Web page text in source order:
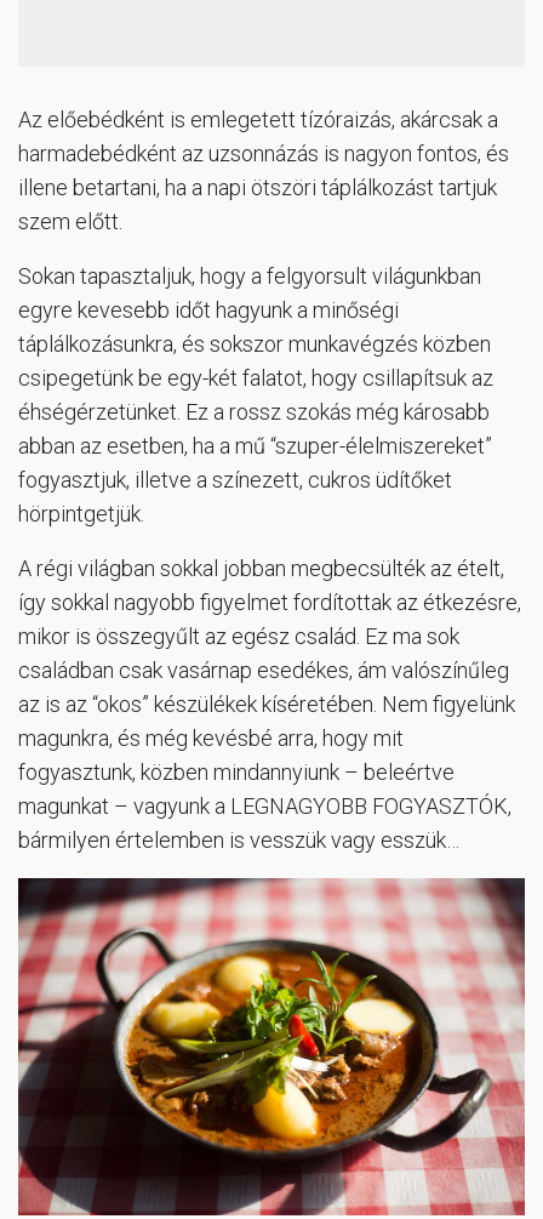
Az előebédként is emlegetett tízóraizás, akárcsak a
harmadebédként az uzsonnázás is nagyon fontos, és
illene betartani, ha a napi ötszöri táplálkozást tartjuk
szem előtt.
Sokan tapasztaljuk, hogy a felgyorsult világunkban
egyre kevesebb időt hagyunk a minőségi
táplálkozásunkra, és sokszor munkavégzés közben
csipegetünk be egy-két falatot, hogy csillapítsuk az
éhségérzetünket. Ez a rossz szokás még károsabb
abban az esetben, ha a mű “szuper-élelmiszereket”
fogyasztjuk, illetve a színezett, cukros üdítőket
hörpintgetjük.
A régi világban sokkal jobban megbecsülték az ételt,
így sokkal nagyobb figyelmet fordítottak az étkezésre,
mikor is összegyűlt az egész család. Ez ma sok
családban csak vasárnap esedékes, ám valószínűleg
az is az “okos” készülékek kíséretében. Nem figyelünk
magunkra, és még kevésbé arra, hogy mit
fogyasztunk, közben mindannyiunk – beleértve
magunkat – vagyunk a LEGNAGYOBB FOGYASZTÓK,
bármilyen értelemben is vesszük vagy esszük…